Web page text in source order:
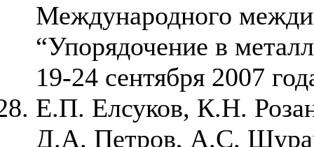
Международного
“Упорядочение в
19-24 сентября 2007
Е.П. Елсуков, К.Н.
Д.А. Петров, А.С.